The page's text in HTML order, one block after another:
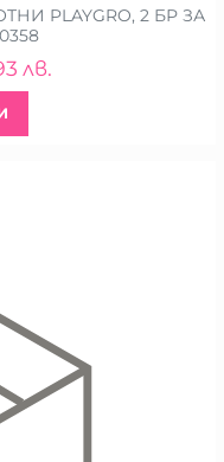
PLAYGRO, 2 БР ЗА
лв.